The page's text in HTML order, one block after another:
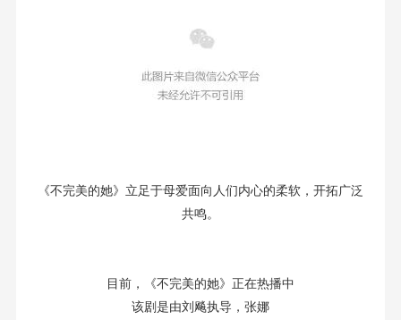
《不完美的她》立足于母爱面向人们内心的柔软，开拓广泛
共鸣。
目前，《不完美的她》正在热播中
该剧是由刘飚执导，张娜